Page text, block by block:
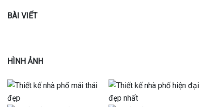
BÀI VIẾT
HÌNH ẢNH